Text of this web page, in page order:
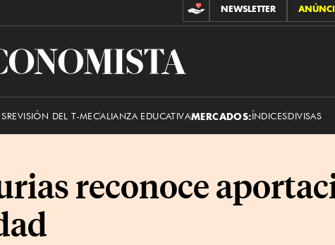
CONTRIBUCIONES
NEWSLETTER
El
REVISIÓN DEL T-MECALIANZA EDUCATIVAMERCADOS:ÍNDICESDIVISAS
reconoce